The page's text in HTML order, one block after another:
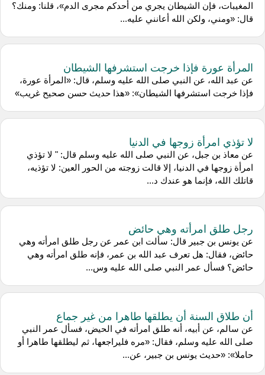
المغيبات، فإن الشيطان يجري من أحدكم مجرى الدم»، قلنا: ومنك؟
قال: «ومني، ولكن الله أعانني عليه...
المرأة عورة فإذا خرجت استشرفها الشيطان
عن عبد الله، عن النبي صلى الله عليه وسلم، قال: «المرأة عورة،
فإذا خرجت استشرفها الشيطان»: «هذا حديث حسن صحيح غريب»
لا تؤذي امرأة زوجها في الدنيا
عن معاذ بن جبل، عن النبي صلى الله عليه وسلم قال: " لا تؤذي
امرأة زوجها في الدنيا، إلا قالت زوجته من الحور العين: لا تؤذيه،
قاتلك الله، فإنما هو عندك د...
رجل طلق امرأته وهي حائض
عن يونس بن جبير قال: سألت ابن عمر عن رجل طلق امرأته وهي
حائض، فقال: هل تعرف عبد الله بن عمر، فإنه طلق امرأته وهي
حائض؟ فسأل عمر النبي صلى الله عليه وس...
أن طلاق السنة أن يطلقها طاهرا من غير جماع
عن سالم، عن أبيه، أنه طلق امرأته في الحيض، فسأل عمر النبي
صلى الله عليه وسلم، فقال: «مره فليراجعها، ثم ليطلقها طاهرا أو
حاملا»: «حديث يونس بن جبير، عن...